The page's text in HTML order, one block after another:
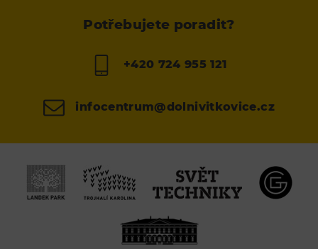
Potřebujete poradit?
+420 724 955 121
infocentrum@dolnivitkovice.cz